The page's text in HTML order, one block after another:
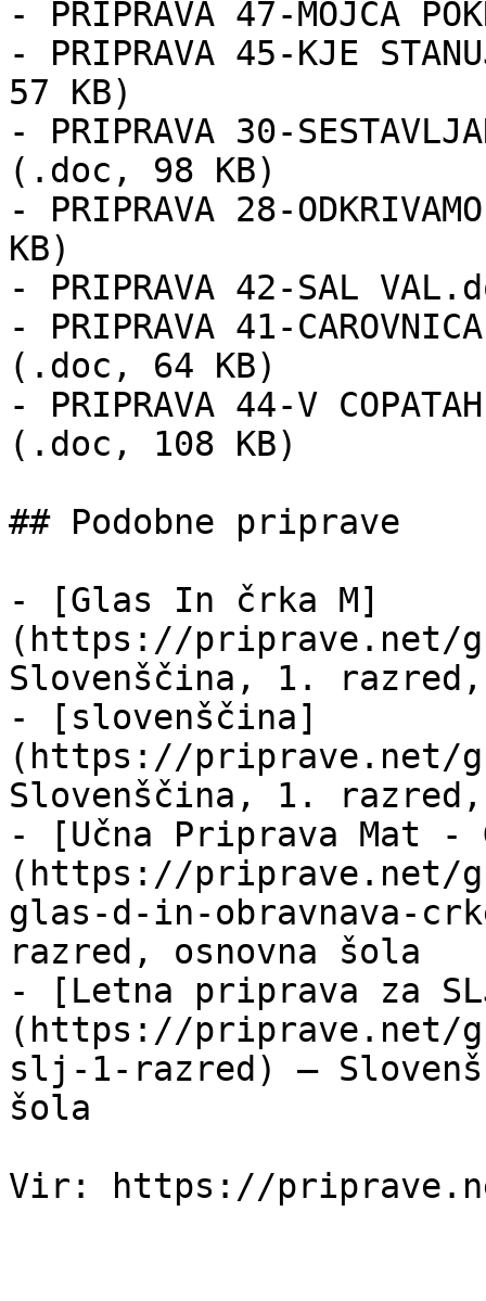
- PRIPRAVA 47-MOJCA
- PRIPRAVA 45-KJE
57 KB)
- PRIPRAVA 30-
(.doc, 98 KB)
- PRIPRAVA 28-
KB)
- PRIPRAVA 42-SAL
- PRIPRAVA 41-
(.doc, 64 KB)
- PRIPRAVA 44-V
(.doc, 108 KB)
## Podobne priprave
- [Glas In črka M]
(https://priprave.net/
Slovenščina, 1. razred,
- [slovenščina]
(https://priprave.net/
Slovenščina, 1. razred,
- [Učna Priprava Mat -
(https://priprave.net/
glas-d-in-obravnava-
razred, osnovna šola
- [Letna priprava za
(https://priprave.net/
slj-1-razred) —
šola